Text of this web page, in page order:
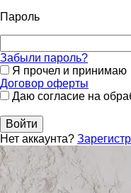
Пароль
Забыли пароль?
Я прочел и принимаю
Договор оферты
Даю согласие на
Войти
Нет аккаунта?